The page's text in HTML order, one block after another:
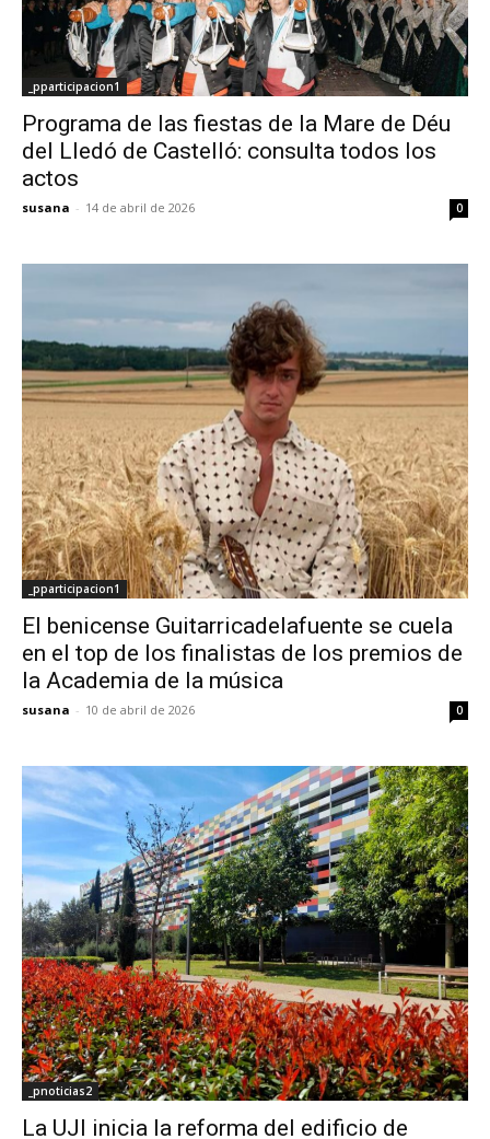
_pparticipacion1
Programa de las fiestas de la Mare de Déu
del Lledó de Castelló: consulta todos los
actos
susana - 14 de abril de 2026 0
_pparticipacion1
El benicense Guitarricadelafuente se cuela
en el top de los finalistas de los premios de
la Academia de la música
susana - 10 de abril de 2026 0
_pnoticias2
La UJI inicia la reforma del edificio de